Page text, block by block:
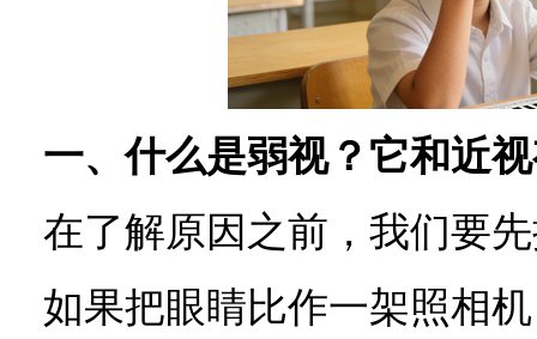
一、什么是弱视？它和近
在了解原因之前，我们要
如果把眼睛比作一架照相